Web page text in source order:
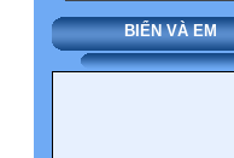
BIỂN VÀ EM